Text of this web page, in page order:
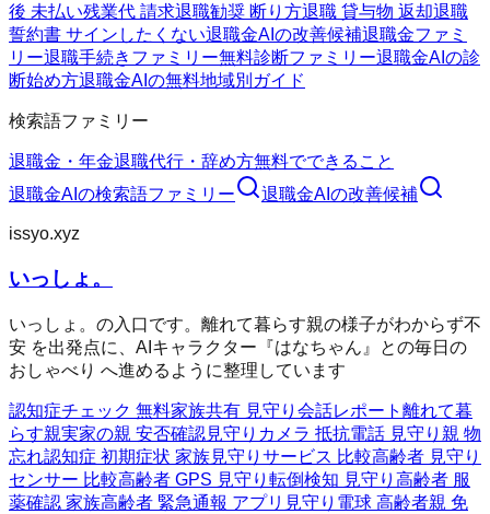
後 未払い残業代 請求退職勧奨 断り方退職 貸与物 返却退職
誓約書 サインしたくない退職金AIの改善候補退職金ファミ
リー退職手続きファミリー無料診断ファミリー退職金AIの診
断始め方退職金AIの無料地域別ガイド
検索語ファミリー
退職金・年金退職代行・辞め方無料でできること
退職金AI の検索語ファミリー 退職金AI の改善候補
issyo.xyz
いっしょ。
いっしょ。の入口です。離れて暮らす親の様子がわからず不
安 を出発点に、AIキャラクター『はなちゃん』との毎日の
おしゃべり へ進めるように整理しています
認知症チェック 無料家族共有 見守り 会話レポート 離れて暮
らす親実家の親 安否確認見守りカメラ 抵抗電話 見守り 親 物
忘れ認知症 初期症状 家族見守りサービス 比較高齢者 見守り
センサー 比較高齢者 GPS 見守り 転倒検知 見守り 高齢者 服
薬確認 家族高齢者 緊急通報 アプリ 見守り電球 高齢者親 免